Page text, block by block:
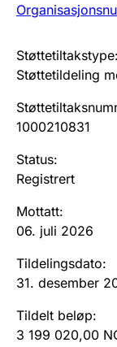
Offentlig
Andre tema
Støttetiltakstype:
Støttetildeling
1000210831
Status:
Registrert
Mottatt:
06. juli 2026
Tildelingsdato:
31. desember
Tildelt beløp:
3 199 020,00